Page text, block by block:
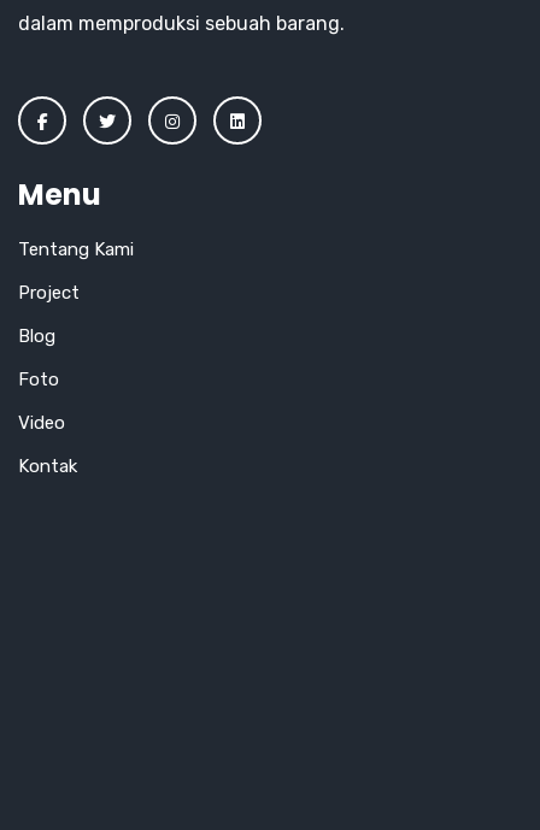
dalam memproduksi sebuah barang.
Menu
Tentang Kami
Project
Blog
Foto
Video
Kontak